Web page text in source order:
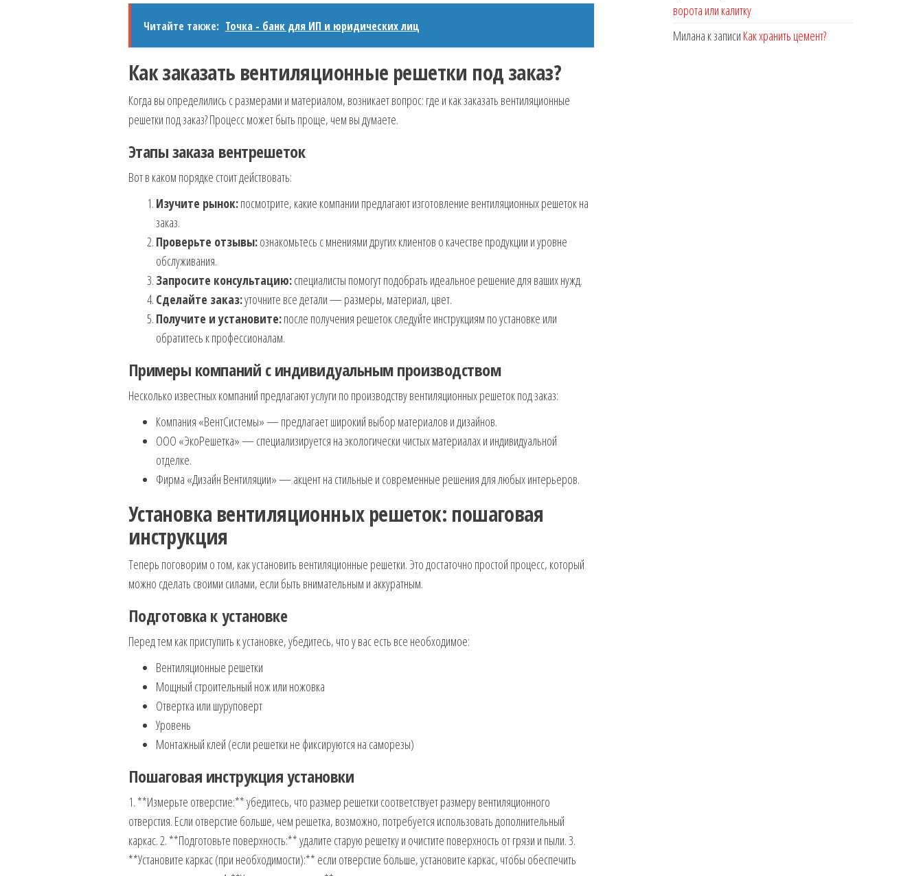
Читайте также: Точка - банк для ИП и юридических лиц
Как заказать вентиляционные решетки под заказ?
Когда вы определились с размерами и материалом, возникает вопрос: где и как заказать вентиляционные
решетки под заказ? Процесс может быть проще, чем вы думаете.
Этапы заказа вентрешеток
Вот в каком порядке стоит действовать:
Изучите рынок:посмотрите, какие компании предлагают изготовление вентиляционных решеток на
заказ.
Проверьте отзывы:ознакомьтесь с мнениями других клиентов о качестве продукции и уровне
обслуживания.
Запросите консультацию:специалисты помогут подобрать идеальное решение для ваших нужд.
Сделайте заказ:уточните все детали — размеры, материал, цвет.
Получите и установите:после получения решеток следуйте инструкциям по установке или
обратитесь к профессионалам.
Примеры компаний с индивидуальным производством
Несколько известных компаний предлагают услуги по производству вентиляционных решеток под заказ:
Компания «ВентСистемы» — предлагает широкий выбор материалов и дизайнов.
ООО «ЭкоРешетка» — специализируется на экологически чистых материалах и индивидуальной
отделке.
Фирма «Дизайн Вентиляции» — акцент на стильные и современные решения для любых интерьеров.
Установка вентиляционных решеток: пошаговая
инструкция
Теперь поговорим о том, как установить вентиляционные решетки. Это достаточно простой процесс, который
можно сделать своими силами, если быть внимательным и аккуратным.
Подготовка к установке
Перед тем как приступить к установке, убедитесь, что у вас есть все необходимое:
Вентиляционные решетки
Мощный строительный нож или ножовка
Отвертка или шуруповерт
Уровень
Монтажный клей (если решетки не фиксируются на саморезы)
Пошаговая инструкция установки
1. **Измерьте отверстие:** убедитесь, что размер решетки соответствует размеру вентиляционного
отверстия. Если отверстие больше, чем решетка, возможно, потребуется использовать дополнительный
каркас. 2. **Подготовьте поверхность:** удалите старую решетку и очистите поверхность от грязи и пыли. 3.
**Установите каркас (при необходимости):** если отверстие больше, установите каркас, чтобы обеспечить
ворота или калитку
Милана к записи Как хранить цемент?